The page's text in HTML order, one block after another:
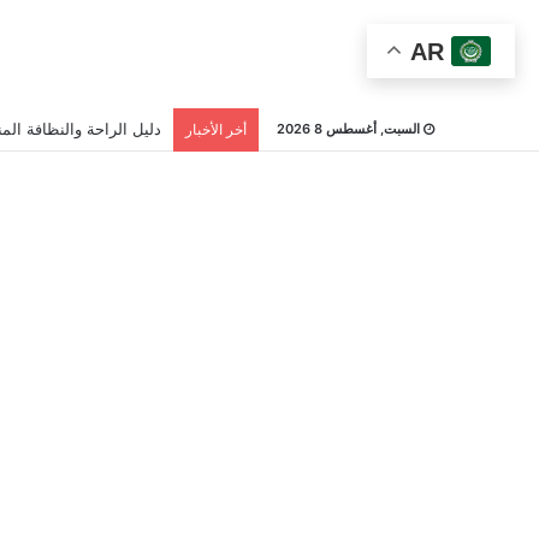
السبت, أغسطس 8 2026 أخر الأخبار دليل الراحة والنظافة
AR